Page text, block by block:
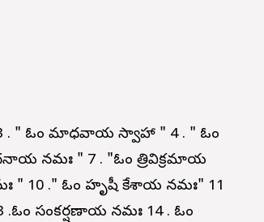
" ఓం మాధవాయ స్వాహా " 4 . " ఓం
నమః " 7 . "ఓం త్రివిక్రమాయ
10 ." ఓం హృషీ కేశాయ నమః" 11
సంకర్షణాయ నమః 14 . ఓం